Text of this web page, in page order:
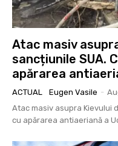
Atac masiv
sancțiunile SUA.
apărarea
ACTUAL Eugen Vasile -
Atac masiv asupra Kievului
cu apărarea antiaeriană a